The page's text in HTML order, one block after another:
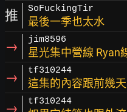
推 SoFuckingTir
最後一季也太水
→ jim8596
星光集中營線 Ryan
→ tf310244
這集的內容跟前幾
→ tf310244